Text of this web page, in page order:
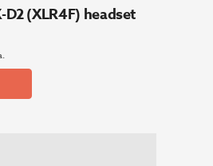
D2 (XLR4F) headset